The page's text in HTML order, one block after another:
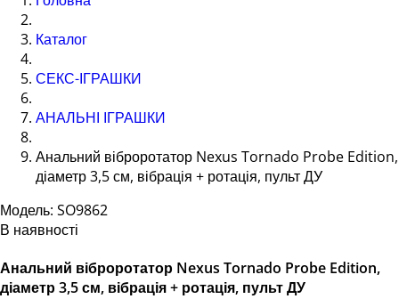
Каталог
СЕКС-ІГРАШКИ
АНАЛЬНІ ІГРАШКИ
Анальний віброротатор Nexus Tornado Probe Edition,
діаметр 3,5 см, вібрація + ротація, пульт ДУ
Модель: SO9862
В наявності
Анальний віброротатор Nexus Tornado Probe Edition,
діаметр 3,5 см, вібрація + ротація, пульт ДУ